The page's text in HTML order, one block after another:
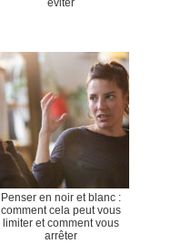
éviter
Penser en noir et blanc :
comment cela peut vous
limiter et comment vous
arrêter